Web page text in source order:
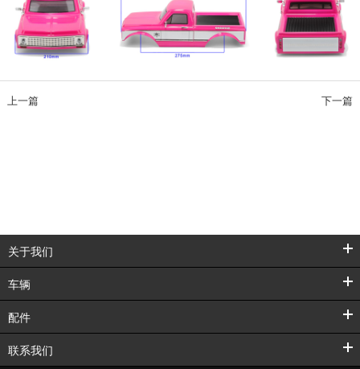
上一篇 下一篇
关于我们
车辆
配件
联系我们